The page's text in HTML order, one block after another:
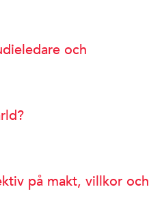
och
på makt, villkor och